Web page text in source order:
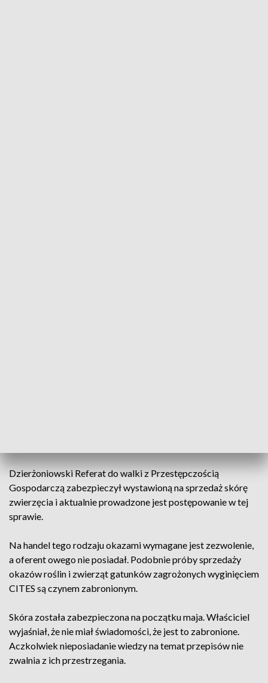
Dzierżoniowski Referat do walki z Przestępczością
Gospodarczą zabezpieczył wystawioną na sprzedaż skórę
zwierzęcia i aktualnie prowadzone jest postępowanie w tej
sprawie.
Na handel tego rodzaju okazami wymagane jest zezwolenie,
a oferent owego nie posiadał. Podobnie próby sprzedaży
okazów roślin i zwierząt gatunków zagrożonych wyginięciem
CITES są czynem zabronionym.
Skóra została zabezpieczona na początku maja. Właściciel
wyjaśniał, że nie miał świadomości, że jest to zabronione.
Aczkolwiek nieposiadanie wiedzy na temat przepisów nie
zwalnia z ich przestrzegania.